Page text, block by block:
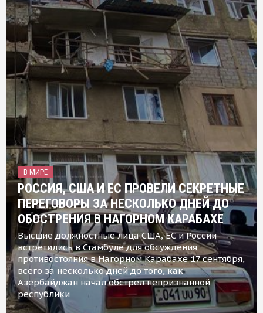
В МИРЕ
РОССИЯ, США И ЕС ПРОВЕЛИ СЕКРЕТНЫЕ
ПЕРЕГОВОРЫ ЗА НЕСКОЛЬКО ДНЕЙ ДО
ОБОСТРЕНИЯ В НАГОРНОМ КАРАБАХЕ
Высшие должностные лица США, ЕС и России
встретились в Стамбуле для обсуждения
противостояния в Нагорном Карабахе 17 сентября,
всего за несколько дней до того, как
Азербайджан начал обстрел непризнанной
республики